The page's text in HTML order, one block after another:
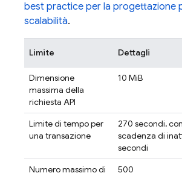
best practice per la progettazione
scalabilità.
Limite Dettagli
Dimensione
massima della
richiesta API
10 MiB
Limite di tempo per
una transazione
270 secondi,
scadenza di
secondi
Numero massimo di
500